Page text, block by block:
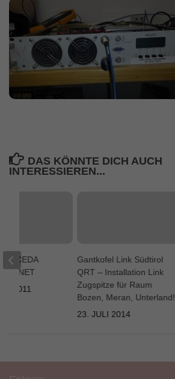
DAS KÖNNTE DICH AUCH
INTERESSIEREN...
Gantkofel Link Südtirol
QRT – Installation Link
Zugspitze für Raum
Bozen, Meran, Unterland!
23. JULI 2014
SECEDA
2011